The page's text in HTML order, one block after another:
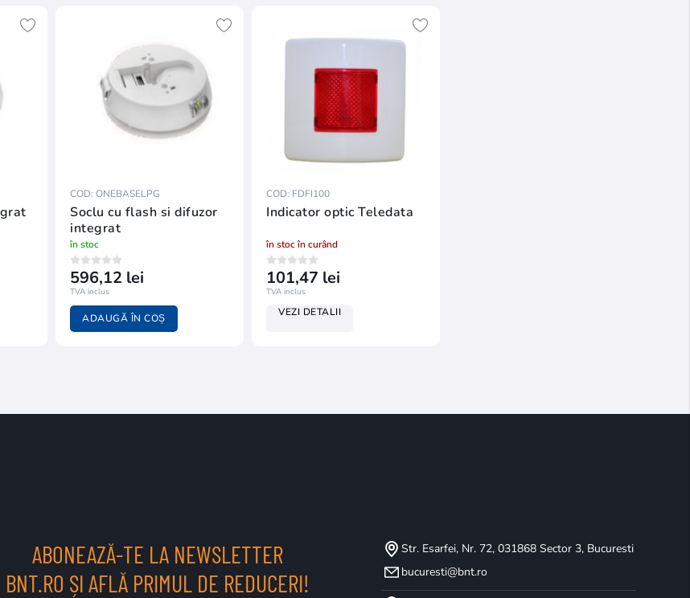
COD: ONEBASELPG
Soclu cu flash si difuzor
integrat
în stoc
596,12 lei
TVA inclus
ADAUGĂ ÎN COȘ
COD: FDFI100
Indicator optic Teledata
în stoc în curând
101,47 lei
TVA inclus
VEZI DETALII
ABONEAZĂ-TE LA NEWSLETTER
BNT.RO ȘI AFLĂ PRIMUL DE REDUCERI!
Str. Esarfei, Nr. 72, 031868 Sector 3, Bucuresti
bucuresti@bnt.ro